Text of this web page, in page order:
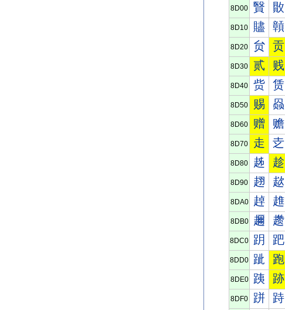
8D00 贀 贁
8D10 贐 贑
8D20 贠 贡
8D30 贰 贱
8D40 赀 赁
8D50 赐 赑
8D60 赠 赡
8D70 走 赱
8D80 趀 趁
8D90 趐 趑
8DA0 趠 趡
8DB0 趰 趱
8DC0 跀 跁
8DD0 跐 跑
8DE0 跠 跡
8DF0 跰 跱